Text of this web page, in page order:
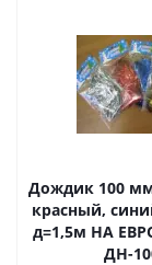
Дождик 100 мм (серебро,
красный,
д=1,5м НА
ДН-